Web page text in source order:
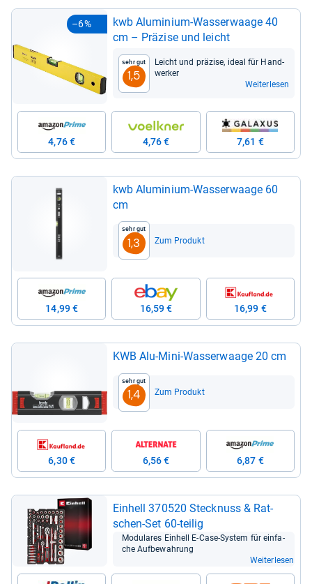
–6%
kwb Alu­mi­nium-​Was­ser­waage 40
cm – Prä­zise und leicht
Sehr gut
1,5
Leicht und prä­zise, ideal für Hand­
wer­ker
Weiterlesen
4,76 € 4,76 € 7,61 €
kwb Alu­mi­nium-​Was­ser­waage 60
cm
Sehr gut
1,3 Zum Produkt
14,99 € 16,59 € 16,99 €
KWB Alu-​Mini-​Was­ser­waage 20 cm
Sehr gut
1,4 Zum Produkt
6,30 € 6,56 € 6,87 €
Ein­hell 370520 Steck­nuss & Rat­
schen-​Set 60-​tei­lig
Modu­la­res Ein­hell E-​Case-​Sys­tem für ein­fa­
che Auf­be­wah­rung
Weiterlesen